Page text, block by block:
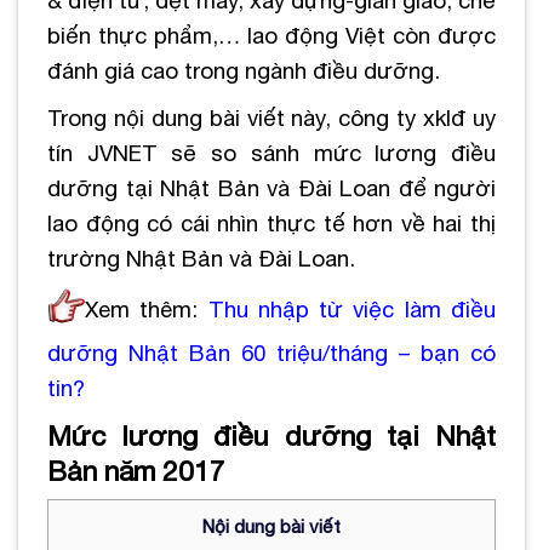
biến thực phẩm,… lao động Việt còn được
đánh giá cao trong ngành điều dưỡng.
Trong nội dung bài viết này, công ty xklđ uy
tín JVNET sẽ so sánh mức lương điều
dưỡng tại Nhật Bản và Đài Loan để người
lao động có cái nhìn thực tế hơn về hai thị
trường Nhật Bản và Đài Loan.
Xem thêm: Thu nhập từ việc làm điều
dưỡng Nhật Bản 60 triệu/tháng – bạn có
tin?
Mức lương điều dưỡng tại Nhật
Bản năm 2017
Nội dung bài viết